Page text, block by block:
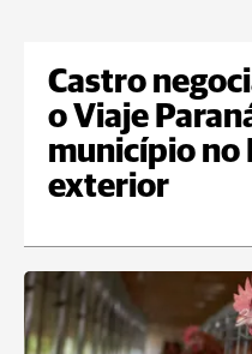
Castro
o Viaje
município no
exterior